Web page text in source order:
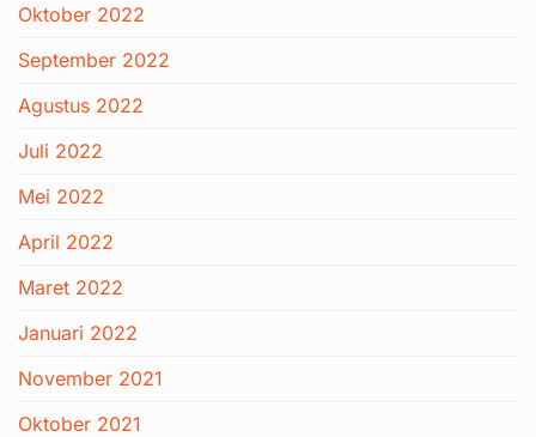
Oktober 2022
September 2022
Agustus 2022
Juli 2022
Mei 2022
April 2022
Maret 2022
Januari 2022
November 2021
Oktober 2021